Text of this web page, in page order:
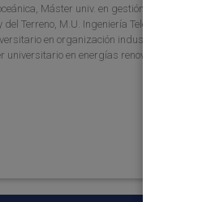
Máster univ. en gestión y dirección de
Terreno, M.U. Ingeniería
en organización industrial, Diploma
en energías renovables, M.U.